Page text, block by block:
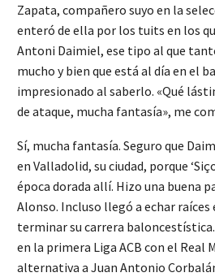
Zapata, compañero suyo en la
enteró de ella por los tuits en los
Antoni Daimiel, ese tipo al que
mucho y bien que está al día en el
impresionado al saberlo. «Qué
de ataque, mucha fantasía», me
Sí, mucha fantasía. Seguro que
en Valladolid, su ciudad, porque
época dorada allí. Hizo una buena
Alonso. Incluso llegó a echar raíces
terminar su carrera
en la primera Liga ACB con el Real
alternativa a Juan Antonio